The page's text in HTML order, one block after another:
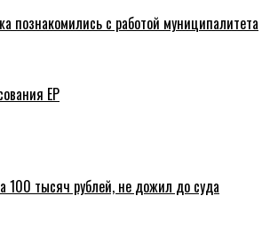
познакомились с работой муниципалитета
ЕР
100 тысяч рублей, не дожил до суда